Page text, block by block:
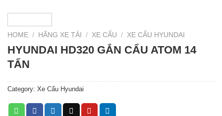
HOME / HÃNG XE TẢI / XE CẨU / XE CẨU HYUNDAI
HYUNDAI HD320 GẮN CẨU ATOM 14
TẤN
Category: Xe Cẩu Hyundai